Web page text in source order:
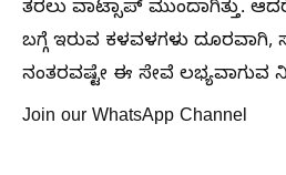
ತರಲು ವಾಟ್ಸಾಪ್ ಮುಂದಾಗಿತ್ತು.
ಬಗ್ಗೆ ಇರುವ ಕಳವಳಗಳು ದೂರವಾಗಿ,
ನಂತರವಷ್ಟೇ ಈ ಸೇವೆ ಲಭ್ಯವಾಗುವ
Join our WhatsApp Channel